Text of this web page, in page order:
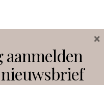
Facebook
aanmelden
×